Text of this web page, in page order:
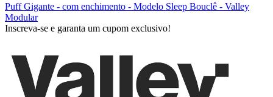
Puff Gigante - com enchimento - Modelo Sleep Bouclê - Valley
Modular
Inscreva-se e garanta um cupom exclusivo!